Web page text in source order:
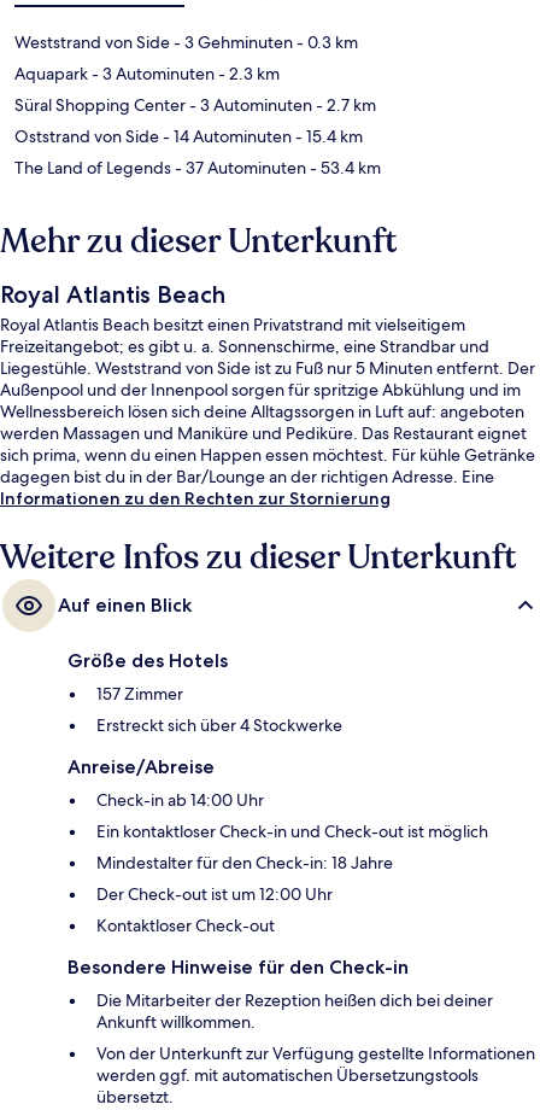
Weststrand von Side- 3 Gehminuten- 0.3 km
Aquapark- 3 Autominuten- 2.3 km
Süral Shopping Center- 3 Autominuten- 2.7 km
Oststrand von Side- 14 Autominuten- 15.4 km
The Land of Legends- 37 Autominuten- 53.4 km
Mehr zu dieser Unterkunft
Royal Atlantis Beach
Royal Atlantis Beach besitzt einen Privatstrand mit vielseitigem
Freizeitangebot; es gibt u. a. Sonnenschirme, eine Strandbar und
Liegestühle. Weststrand von Side ist zu Fuß nur 5 Minuten entfernt. Der
Außenpool und der Innenpool sorgen für spritzige Abkühlung und im
Wellnessbereich lösen sich deine Alltagssorgen in Luft auf: angeboten
werden Massagen und Maniküre und Pediküre. Das Restaurant eignet
sich prima, wenn du einen Happen essen möchtest. Für kühle Getränke
dagegen bist du in der Bar/Lounge an der richtigen Adresse. Eine
Poolbar, Fitnessmöglichkeiten und ein Tennisplatz im Freien sind
Informationen zu den Rechten zur Stornierung
Weitere Infos zu dieser Unterkunft
Auf einen Blick
Größe des Hotels
157 Zimmer
Erstreckt sich über 4 Stockwerke
Anreise/Abreise
Check-in ab 14:00 Uhr
Ein kontaktloser Check-in und Check-out ist möglich
Mindestalter für den Check-in: 18 Jahre
Der Check-out ist um 12:00 Uhr
Kontaktloser Check-out
Besondere Hinweise für den Check-in
Die Mitarbeiter der Rezeption heißen dich bei deiner
Ankunft willkommen.
Von der Unterkunft zur Verfügung gestellte Informationen
werden ggf. mit automatischen Übersetzungstools
übersetzt.